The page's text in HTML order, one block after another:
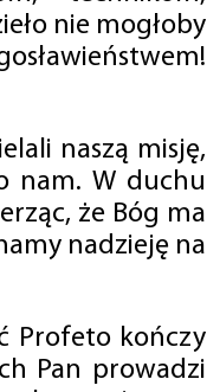
nie mogłoby
naszą misję,
nam. W duchu
że Bóg ma
nadzieję na
Profeto kończy
Pan prowadzi